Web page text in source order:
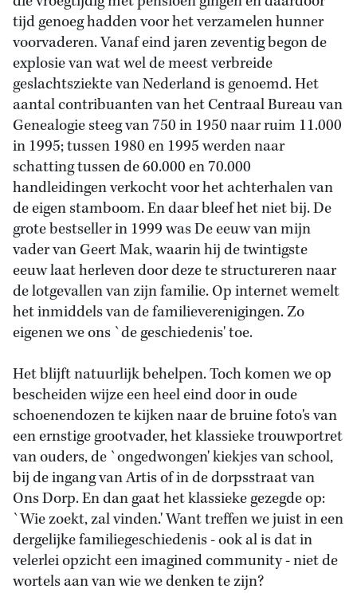
tijd genoeg hadden voor het verzamelen hunner
voorvaderen. Vanaf eind jaren zeventig begon de
explosie van wat wel de meest verbreide
geslachtsziekte van Nederland is genoemd. Het
aantal contribuanten van het Centraal Bureau van
Genealogie steeg van 750 in 1950 naar ruim 11.000
in 1995; tussen 1980 en 1995 werden naar
schatting tussen de 60.000 en 70.000
handleidingen verkocht voor het achterhalen van
de eigen stamboom. En daar bleef het niet bij. De
grote bestseller in 1999 was De eeuw van mijn
vader van Geert Mak, waarin hij de twintigste
eeuw laat herleven door deze te structureren naar
de lotgevallen van zijn familie. Op internet wemelt
het inmiddels van de familieverenigingen. Zo
eigenen we ons `de geschiedenis' toe.
Het blijft natuurlijk behelpen. Toch komen we op
bescheiden wijze een heel eind door in oude
schoenendozen te kijken naar de bruine foto's van
een ernstige grootvader, het klassieke trouwportret
van ouders, de `ongedwongen' kiekjes van school,
bij de ingang van Artis of in de dorpsstraat van
Ons Dorp. En dan gaat het klassieke gezegde op:
`Wie zoekt, zal vinden.' Want treffen we juist in een
dergelijke familiegeschiedenis - ook al is dat in
velerlei opzicht een imagined community - niet de
wortels aan van wie we denken te zijn?